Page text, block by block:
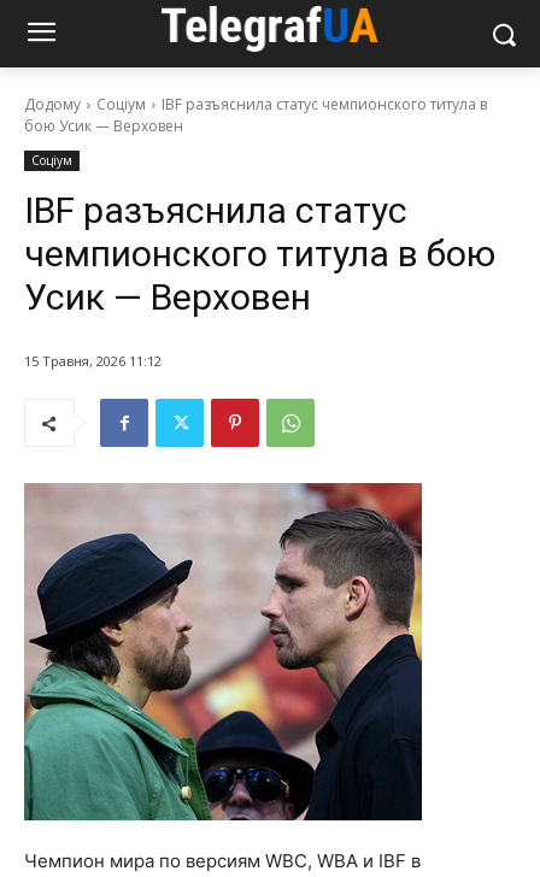
Додому Соціум
IBF разъяснила статус чемпионского титула в
бою Усик — Верховен
Соціум
IBF разъяснила статус
чемпионского титула в бою
Усик — Верховен
15 Травня, 2026 11:12
Чемпион мира по версиям WBC, WBA и IBF в